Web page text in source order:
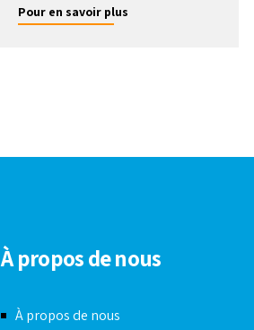
Pour en savoir plus
À propos de nous
À propos de nous